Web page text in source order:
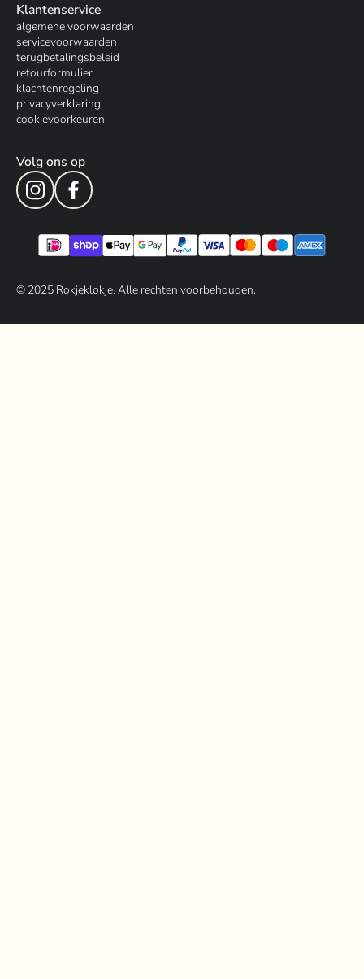
Klantenservice
algemene voorwaarden
servicevoorwaarden
terugbetalingsbeleid
retourformulier
klachtenregeling
privacyverklaring
cookievoorkeuren
Volg ons op
© 2025Rokjeklokje. Alle rechten voorbehouden.